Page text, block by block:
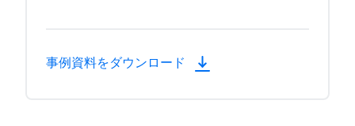
事例資料をダウンロード